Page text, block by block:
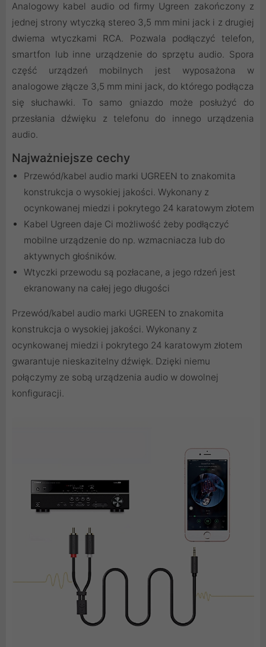
Analogowy kabel audio od firmy Ugreen zakończony z
jednej strony wtyczką stereo 3,5 mm mini jack i z drugiej
dwiema wtyczkami RCA. Pozwala podłączyć telefon,
smartfon lub inne urządzenie do sprzętu audio. Spora
część urządzeń mobilnych jest wyposażona w
analogowe złącze 3,5 mm mini jack, do którego podłącza
się słuchawki. To samo gniazdo może posłużyć do
przesłania dźwięku z telefonu do innego urządzenia
audio.
Najważniejsze cechy
Przewód/kabel audio marki UGREEN to znakomita
konstrukcja o wysokiej jakości. Wykonany z
ocynkowanej miedzi i pokrytego 24 karatowym złotem
Kabel Ugreen daje Ci możliwość żeby podłączyć
mobilne urządzenie do np. wzmacniacza lub do
aktywnych głośników.
Wtyczki przewodu są pozłacane, a jego rdzeń jest
ekranowany na całej jego długości
Przewód/kabel audio marki UGREEN to znakomita
konstrukcja o wysokiej jakości. Wykonany z
ocynkowanej miedzi i pokrytego 24 karatowym złotem
gwarantuje nieskazitelny dźwięk. Dzięki niemu
połączymy ze sobą urządzenia audio w dowolnej
konfiguracji.